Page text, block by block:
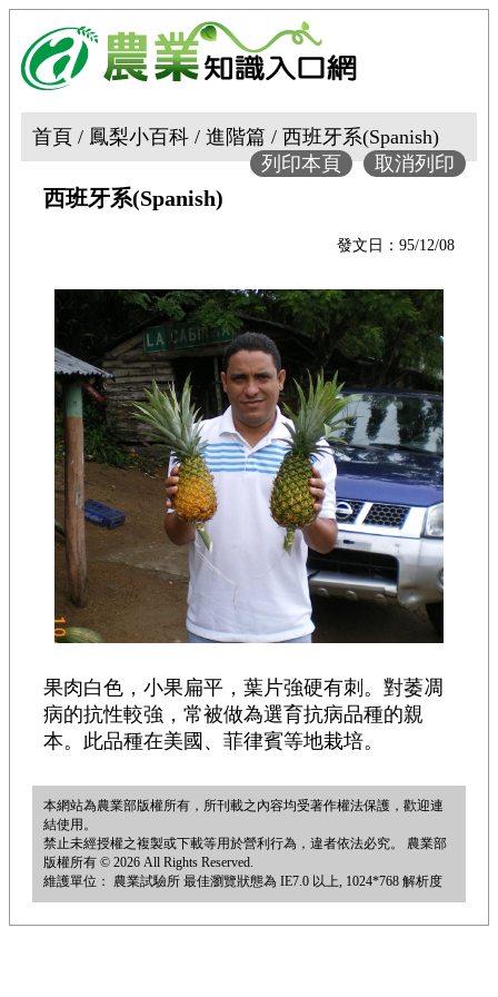
首頁 / 鳳梨小百科 / 進階篇 / 西班牙系(Spanish)
取消列印
列印本頁
西班牙系(Spanish)
發文日：95/12/08
果肉白色，小果扁平，葉片強硬有刺。對萎凋
病的抗性較強，常被做為選育抗病品種的親
本。此品種在美國、菲律賓等地栽培。
本網站為農業部版權所有，所刊載之內容均受著作權法保護，歡迎連
結使用。
禁止未經授權之複製或下載等用於營利行為，違者依法必究。 農業部
版權所有 © 2026 All Rights Reserved.
維護單位： 農業試驗所 最佳瀏覽狀態為 IE7.0 以上, 1024*768 解析度